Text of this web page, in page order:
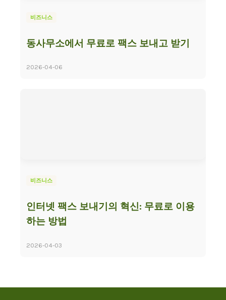
비즈니스
동사무소에서 무료로 팩스 보내고 받기
2026-04-06
비즈니스
인터넷 팩스 보내기의 혁신: 무료로 이용
하는 방법
2026-04-03